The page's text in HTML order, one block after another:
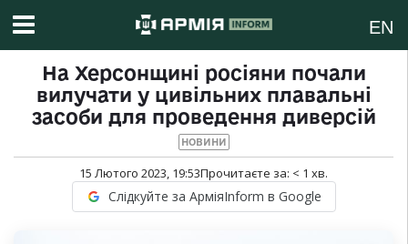
EN
На Херсонщині росіяни почали
вилучати у цивільних плавальні
засоби для проведення диверсій
НОВИНИ
15 Лютого 2023, 19:53Прочитаєте за: < 1 хв.
Слідкуйте за АрміяInform в Google